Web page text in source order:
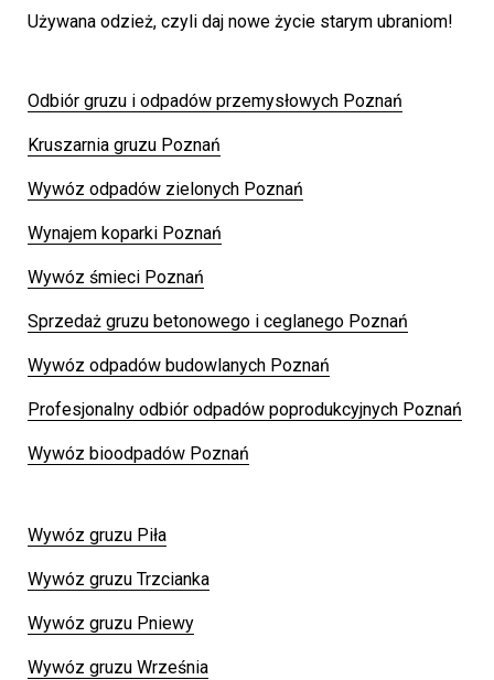
Używana odzież, czyli daj nowe życie starym ubraniom!
Odbiór gruzu i odpadów przemysłowych Poznań
Kruszarnia gruzu Poznań
Wywóz odpadów zielonych Poznań
Wynajem koparki Poznań
Wywóz śmieci Poznań
Sprzedaż gruzu betonowego i ceglanego Poznań
Wywóz odpadów budowlanych Poznań
Profesjonalny odbiór odpadów poprodukcyjnych Poznań
Wywóz bioodpadów Poznań
Wywóz gruzu Piła
Wywóz gruzu Trzcianka
Wywóz gruzu Pniewy
Wywóz gruzu Września